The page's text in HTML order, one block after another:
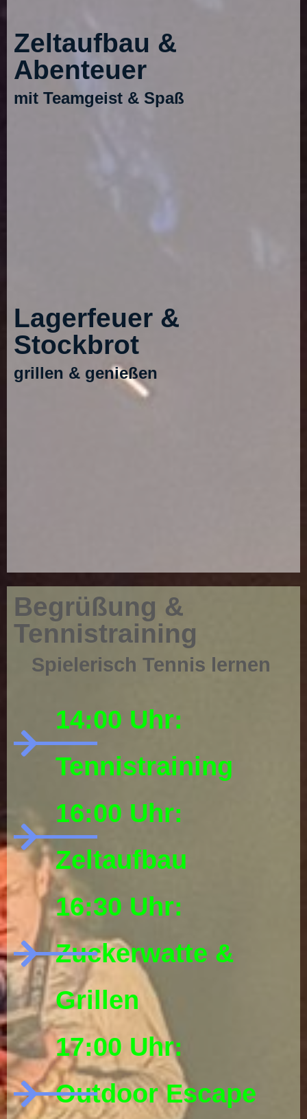
Zeltaufbau &
Abenteuer
mit Teamgeist & Spaß
Lagerfeuer &
Stockbrot
grillen & genießen
Begrüßung &
Tennistraining
Spielerisch Tennis lernen
14:00 Uhr:
Tennistraining
16:00 Uhr:
Zeltaufbau
16:30 Uhr:
Zuckerwatte &
Grillen
17:00 Uhr:
Outdoor Escape